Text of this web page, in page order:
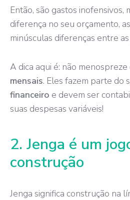
Então, são gastos inofensivos,
diferença no seu orçamento,
minúsculas diferenças entre
A dica aqui é: não
mensais. Eles fazem parte do
financeiro e devem ser
suas despesas variáveis!
2. Jenga é um
construção
Jenga significa construção na